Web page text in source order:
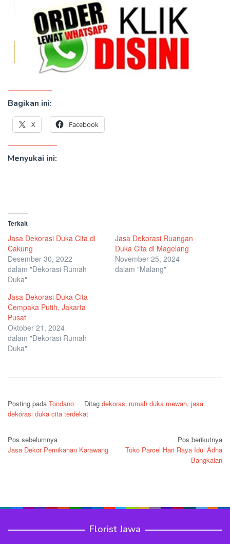
Bagikan ini:
X Facebook
Menyukai ini:
Terkait
Jasa Dekorasi Duka Cita di
Cakung
Desember 30, 2022
dalam "Dekorasi Rumah
Duka"
Jasa Dekorasi Ruangan
Duka Cita di Magelang
November 25, 2024
dalam "Malang"
Jasa Dekorasi Duka Cita
Cempaka Putih, Jakarta
Pusat
Oktober 21, 2024
dalam "Dekorasi Rumah
Duka"
Posting pada Tondano Ditag dekorasi rumah duka mewah, jasa
dekorasi duka cita terdekat
Navigasi
pos
Pos sebelumnya
Jasa Dekor Pernikahan Karawang
Pos berikutnya
Toko Parcel Hari Raya Idul Adha
Bangkalan
Florist Jawa